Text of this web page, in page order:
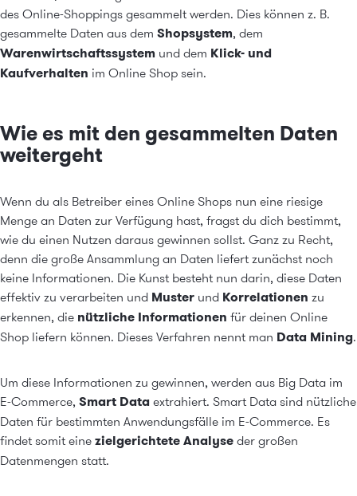
des Online-Shoppings gesammelt werden. Dies können z. B.
gesammelte Daten aus dem Shopsystem, dem
Warenwirtschaftssystem und dem Klick- und
Kaufverhalten im Online Shop sein.
Wie es mit den gesammelten Daten
weitergeht
Wenn du als Betreiber eines Online Shops nun eine riesige
Menge an Daten zur Verfügung hast, fragst du dich bestimmt,
wie du einen Nutzen daraus gewinnen sollst. Ganz zu Recht,
denn die große Ansammlung an Daten liefert zunächst noch
keine Informationen. Die Kunst besteht nun darin, diese Daten
effektiv zu verarbeiten und Muster und Korrelationen zu
erkennen, die nützliche Informationen für deinen Online
Shop liefern können. Dieses Verfahren nennt man Data Mining.
Um diese Informationen zu gewinnen, werden aus Big Data im
E-Commerce, Smart Data extrahiert. Smart Data sind nützliche
Daten für bestimmten Anwendungsfälle im E-Commerce. Es
findet somit eine zielgerichtete Analyse der großen
Datenmengen statt.